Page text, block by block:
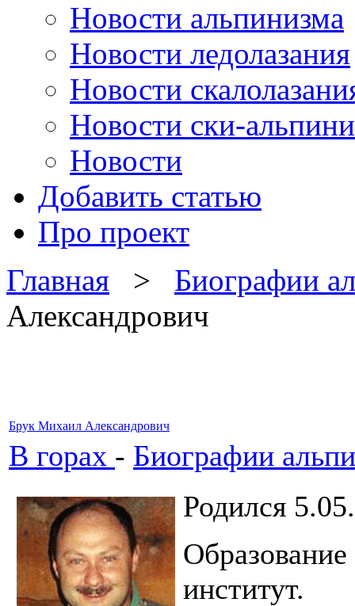
Новости альпинизма
Новости ледолазания
Новости
Новости ски-
Новости
Добавить статью
Про проект
Главная > Биографии
Александрович
Брук Михаил Александрович
В горах - Биографии
Родился
институт.